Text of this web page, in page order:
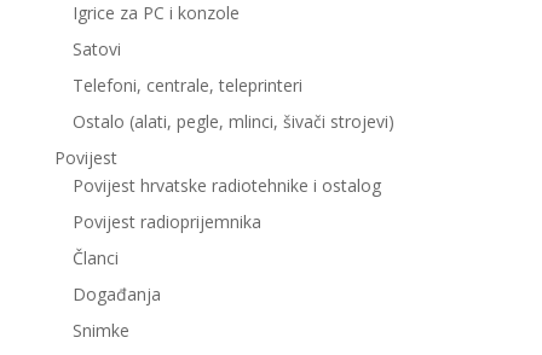
Igrice za PC i konzole
Satovi
Telefoni, centrale, teleprinteri
Ostalo (alati, pegle, mlinci, šivači strojevi)
Povijest
Povijest hrvatske radiotehnike i ostalog
Povijest radioprijemnika
Članci
Događanja
Snimke